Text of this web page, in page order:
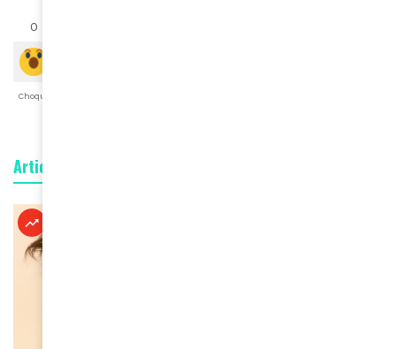
0
Choqué
Articles connexes